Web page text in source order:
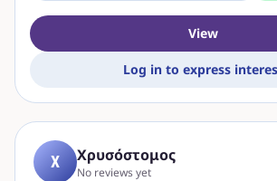
View
Log in to express
Χ Χρυσόστομος
No reviews yet